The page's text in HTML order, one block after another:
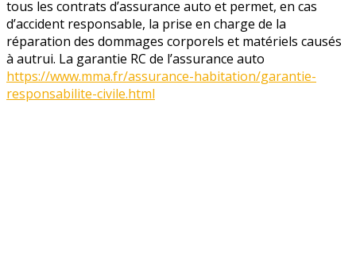
tous les contrats d’assurance auto et permet, en cas
d’accident responsable, la prise en charge de la
réparation des dommages corporels et matériels causés
à autrui. La garantie RC de l’assurance auto
https://www.mma.fr/assurance-habitation/garantie-
responsabilite-civile.html